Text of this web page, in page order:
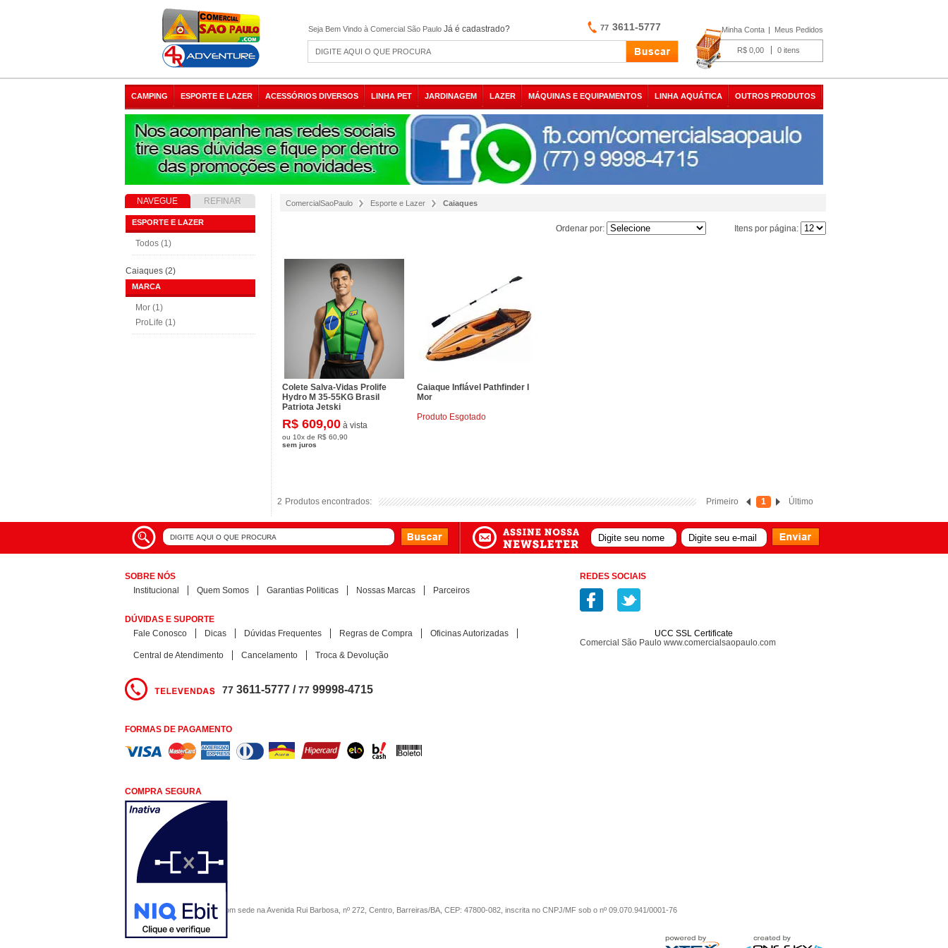
Seja Bem Vindo à Comercial São Paulo Já é cadastrado? 77 3611-5777 Minha Conta Meus Pedidos
0
R$ 0,00
CAMPING ESPORTE E LAZER ACESSÓRIOS DIVERSOS LINHA PET JARDINAGEM LAZER MÁQUINAS E EQUIPAMENTOS LINHA AQUÁTICA OUTROS PRODUTOS
NAVEGUE
REFINAR
RESULTADO
ESPORTE E LAZER
Todos (1)
Caiaques (2)
MARCA
Mor (1)
ProLife (1)
ComercialSaoPaulo Esporte e Lazer Caiaques
Produtos encontrados:
2
Ordenar por: Itens por página:
Colete Salva-Vidas Prolife
Hydro M 35-55KG Brasil
Patriota Jetski
R$ 609,00 à vista
ou 10x de R$ 60,90
sem juros
Caiaque Inflável Pathfinder I
Mor
Produto Esgotado
Primeiro 1 Último
Produtos encontrados:
2
Ordenar por: Itens por página:
SOBRE NÓS
Institucional
Quem Somos Garantias Politicas Nossas Marcas Parceiros
DÚVIDAS E SUPORTE
Fale Conosco
Dicas Dúvidas Frequentes Regras de Compra Oficinas Autorizadas
Central de Atendimento Cancelamento Troca & Devolução
77 3611-5777 /77 99998-4715
FORMAS DE PAGAMENTO
COMPRA SEGURA
REDES SOCIAIS
UCC SSL Certificate
Comercial São Paulo www.comercialsaopaulo.com
COMERCIAL SÃO PAULO, com sede na Avenida Rui Barbosa, nº 272, Centro, Barreiras/BA, CEP: 47800-082, inscrita no CNPJ/MF sob o nº 09.070.941/0001-76